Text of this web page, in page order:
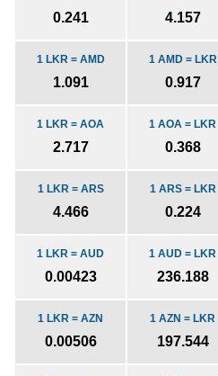
4.157
0.241
1 AMD = LKR
0.917
1 LKR = AMD
1.091
1 AOA = LKR
0.368
1 LKR = AOA
2.717
1 ARS = LKR
0.224
1 LKR = ARS
4.466
1 AUD = LKR
236.188
1 LKR = AUD
0.00423
1 AZN = LKR
197.544
1 LKR = AZN
0.00506